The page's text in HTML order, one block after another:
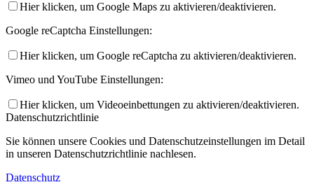
Hier klicken, um Google Maps zu aktivieren/deaktivieren.
Google reCaptcha Einstellungen:
Hier klicken, um Google reCaptcha zu aktivieren/deaktivieren.
Vimeo und YouTube Einstellungen:
Hier klicken, um Videoeinbettungen zu aktivieren/deaktivieren.
Datenschutzrichtlinie
Sie können unsere Cookies und Datenschutzeinstellungen im Detail
in unseren Datenschutzrichtlinie nachlesen.
Datenschutz